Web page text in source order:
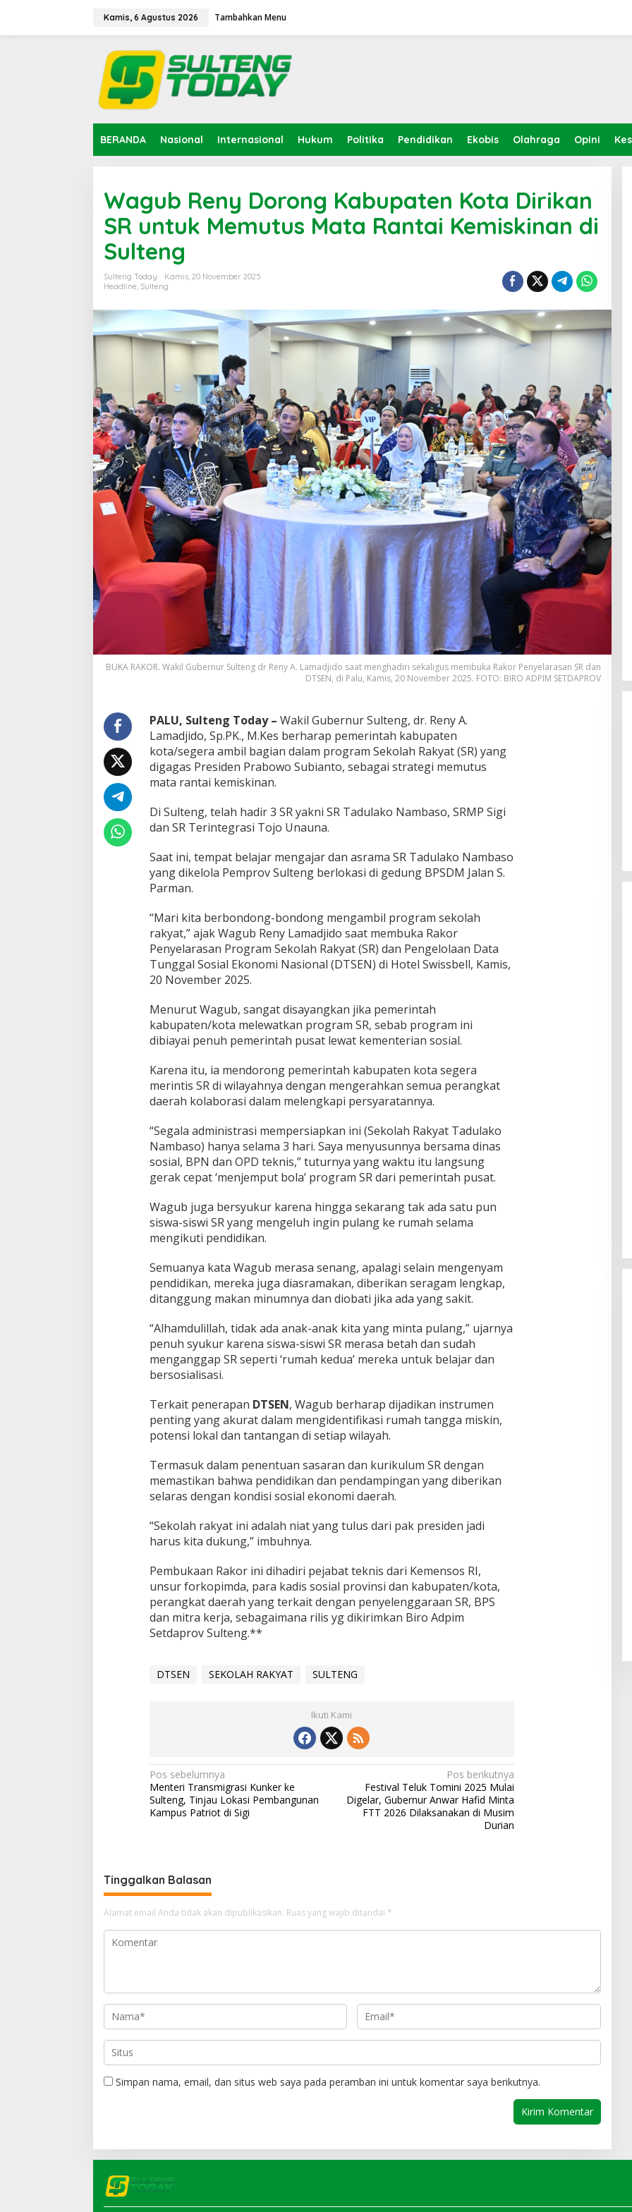
Kamis, 6 Agustus 2026 Tambahkan Menu
BERANDA Nasional Internasional Hukum Politika Pendidikan Ekobis Olahraga Opini
Wagub Reny Dorong Kabupaten Kota Dirikan
SR untuk Memutus Mata Rantai Kemiskinan di
Sulteng
Sulteng Today
Kamis, 20 November 2025
Headline, Sulteng
BUKA RAKOR. Wakil Gubernur Sulteng dr Reny A. Lamadjido saat menghadiri sekaligus membuka Rakor Penyelarasan SR dan
DTSEN, di Palu, Kamis, 20 November 2025. FOTO: BIRO ADPIM SETDAPROV
PALU, Sulteng Today – Wakil Gubernur Sulteng, dr. Reny A.
Lamadjido, Sp.PK., M.Kes berharap pemerintah kabupaten
kota/segera ambil bagian dalam program Sekolah Rakyat (SR) yang
digagas Presiden Prabowo Subianto, sebagai strategi memutus
mata rantai kemiskinan.
Di Sulteng, telah hadir 3 SR yakni SR Tadulako Nambaso, SRMP Sigi
dan SR Terintegrasi Tojo Unauna.
Saat ini, tempat belajar mengajar dan asrama SR Tadulako Nambaso
yang dikelola Pemprov Sulteng berlokasi di gedung BPSDM Jalan S.
Parman.
“Mari kita berbondong-bondong mengambil program sekolah
rakyat,” ajak Wagub Reny Lamadjido saat membuka Rakor
Penyelarasan Program Sekolah Rakyat (SR) dan Pengelolaan Data
Tunggal Sosial Ekonomi Nasional (DTSEN) di Hotel Swissbell, Kamis,
20 November 2025.
Menurut Wagub, sangat disayangkan jika pemerintah
kabupaten/kota melewatkan program SR, sebab program ini
dibiayai penuh pemerintah pusat lewat kementerian sosial.
Karena itu, ia mendorong pemerintah kabupaten kota segera
merintis SR di wilayahnya dengan mengerahkan semua perangkat
daerah kolaborasi dalam melengkapi persyaratannya.
“Segala administrasi mempersiapkan ini (Sekolah Rakyat Tadulako
Nambaso) hanya selama 3 hari. Saya menyusunnya bersama dinas
sosial, BPN dan OPD teknis,” tuturnya yang waktu itu langsung
gerak cepat ‘menjemput bola’ program SR dari pemerintah pusat.
Wagub juga bersyukur karena hingga sekarang tak ada satu pun
siswa-siswi SR yang mengeluh ingin pulang ke rumah selama
mengikuti pendidikan.
Semuanya kata Wagub merasa senang, apalagi selain mengenyam
pendidikan, mereka juga diasramakan, diberikan seragam lengkap,
ditanggung makan minumnya dan diobati jika ada yang sakit.
“Alhamdulillah, tidak ada anak-anak kita yang minta pulang,” ujarnya
penuh syukur karena siswa-siswi SR merasa betah dan sudah
menganggap SR seperti ‘rumah kedua’ mereka untuk belajar dan
bersosialisasi.
Terkait penerapan DTSEN, Wagub berharap dijadikan instrumen
penting yang akurat dalam mengidentifikasi rumah tangga miskin,
potensi lokal dan tantangan di setiap wilayah.
Termasuk dalam penentuan sasaran dan kurikulum SR dengan
memastikan bahwa pendidikan dan pendampingan yang diberikan
selaras dengan kondisi sosial ekonomi daerah.
“Sekolah rakyat ini adalah niat yang tulus dari pak presiden jadi
harus kita dukung,” imbuhnya.
Pembukaan Rakor ini dihadiri pejabat teknis dari Kemensos RI,
unsur forkopimda, para kadis sosial provinsi dan kabupaten/kota,
perangkat daerah yang terkait dengan penyelenggaraan SR, BPS
dan mitra kerja, sebagaimana rilis yg dikirimkan Biro Adpim
Setdaprov Sulteng.**
DTSEN SEKOLAH RAKYAT SULTENG
Ikuti Kami
Navigasi
pos
Pos sebelumnya
Menteri Transmigrasi Kunker ke
Sulteng, Tinjau Lokasi Pembangunan
Kampus Patriot di Sigi
Pos berikutnya
Festival Teluk Tomini 2025 Mulai
Digelar, Gubernur Anwar Hafid Minta
FTT 2026 Dilaksanakan di Musim
Durian
Tinggalkan Balasan
Alamat email Anda tidak akan dipublikasikan. Ruas yang wajib ditandai *
Simpan nama, email, dan situs web saya pada peramban ini untuk komentar saya berikutnya.
Perempuan Bangsa Gelar Dua